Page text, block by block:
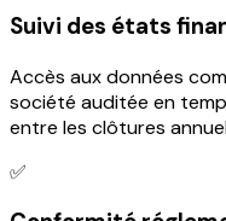
Suivi des états
Accès aux données
société auditée en
entre les clôtures
✅